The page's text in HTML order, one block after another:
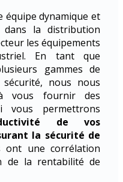
équipe dynamique et
dans la distribution
les équipements
En tant que
gammes de
nous nous
vous fournir des
vous permettrons
de vos
la sécurité de
ont une corrélation
de la rentabilité de